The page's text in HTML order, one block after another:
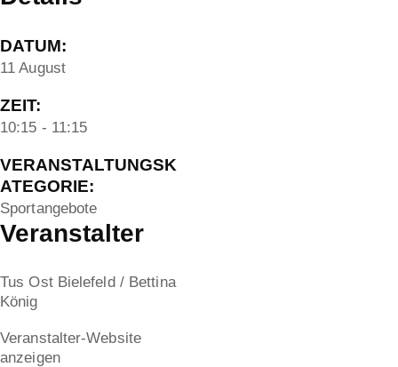
DATUM:
11 August
ZEIT:
10:15 - 11:15
VERANSTALTUNGSK
ATEGORIE:
Sportangebote
Veranstalter
Tus Ost Bielefeld / Bettina
König
Veranstalter-Website
anzeigen